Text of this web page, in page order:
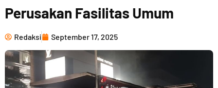
Perusakan Fasilitas Umum
Redaksi September 17, 2025